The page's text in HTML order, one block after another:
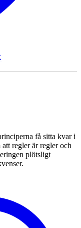
få sitta kvar i
regler är regler och
plötsligt